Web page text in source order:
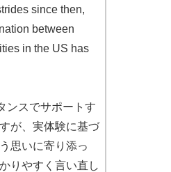
since then,
between
in the US has
ンスでサポートす
が、実体験に基づ
思いに寄り添っ
りやすく言い直し